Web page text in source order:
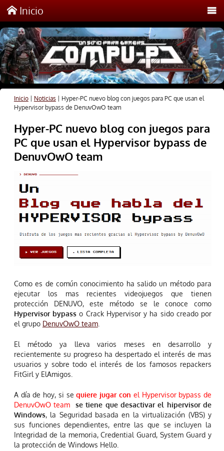
Inicio
Inicio| Noticias
Hyper-PC nuevo blog con juegos para PC que usan el
Hypervisor bypass de DenuvOwO team
Hyper-PC nuevo blog con juegos para
PC que usan el Hypervisor bypass de
DenuvOwO team
Como es de común conocimiento ha salido un método para
ejecutar los mas recientes videojuegos que tienen
protección DENUVO, este método se le conoce como
Hypervisor bypass o Crack Hypervisor y ha sido creado por
el grupo DenuvOwO team.
El método ya lleva varios meses en desarrollo y
recientemente su progreso ha despertado el interés de mas
usuarios y sobre todo el interés de los famosos repackers
FitGirl y ElAmigos.
A día de hoy, si sequiere jugar con el Hypervisor bypass de
DenuvOwO team
se tiene que desactivar el hipervisor de
Windows, la Seguridad basada en la virtualización (VBS) y
sus funciones dependientes, entre las que se incluyen la
Integridad de la memoria, Credential Guard, System Guard y
la protección de Windows Hello.